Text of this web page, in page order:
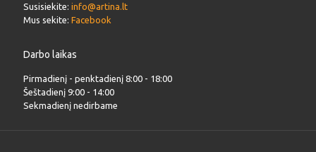
Susisiekite: info@artina.lt
Mus sekite: Facebook
Darbo laikas
Pirmadienį - penktadienį 8:00 - 18:00
Šeštadienį 9:00 - 14:00
Sekmadienį nedirbame